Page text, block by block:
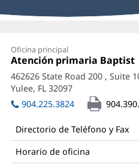
Stephanie
May,
APRN
Office
and
Other
Patient
Oficina principal
Oficina
1:
Atención primaria Baptist
462626 State Road 200 , Suite
Yulee, FL 32097
abre
una
ventana
nueva)
904.225.3824
Directorio de Teléfono y Fax
Horario de oficina